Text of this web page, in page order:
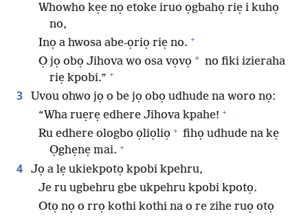
Whowho kẹe nọ etoke iruo ọgbahọ riẹ i kuhọ
no,
Inọ a hwosa abe-ọriọ riẹ no. +
Ọ jọ obọ Jihova wo osa vọvọ * no fiki izieraha
riẹ kpobi.” +
3
Uvou ohwo jọ o be jọ obọ udhude na woro nọ:
“Wha ruẹrẹ edhere Jihova kpahe! +
Ru edhere ologbo ọliọliọ + fihọ udhude na kẹ
Ọghẹnẹ mai. +
4
Jọ a lẹ ukiekpotọ kpobi kpehru,
Je ru ugbehru gbe ukpehru kpobi kpotọ.
Otọ nọ o rrọ kothi kothi na o re zihe ruọ otọ